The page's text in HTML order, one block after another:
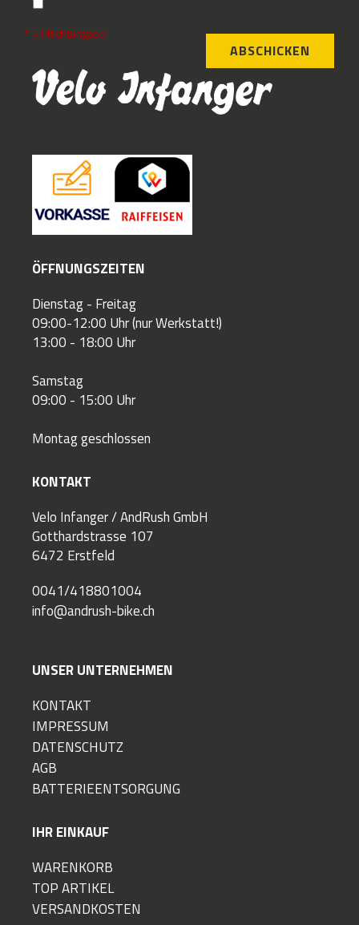
ABSCHICKEN
* = Pflichtangabe
ÖFFNUNGSZEITEN
Dienstag - Freitag
09:00-12:00 Uhr (nur Werkstatt!)
13:00 - 18:00 Uhr
Samstag
09:00 - 15:00 Uhr
Montag geschlossen
KONTAKT
Velo Infanger / AndRush GmbH
Gotthardstrasse 107
6472 Erstfeld
0041/418801004
info@andrush-bike.ch
UNSER UNTERNEHMEN
KONTAKT
IMPRESSUM
DATENSCHUTZ
AGB
BATTERIEENTSORGUNG
IHR EINKAUF
WARENKORB
TOP ARTIKEL
VERSANDKOSTEN